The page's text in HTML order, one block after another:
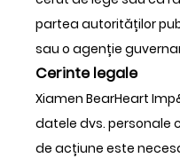
partea autorităților
sau o agenție
Cerinte legale
Xiamen BearHeart
datele dvs. personale
de acțiune este